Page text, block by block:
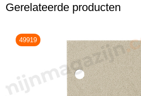
Gerelateerde producten
49919